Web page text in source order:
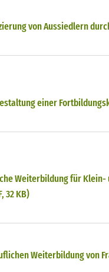
von Aussiedlern
einer
Weiterbildung für
32 KB)
Weiterbildung von